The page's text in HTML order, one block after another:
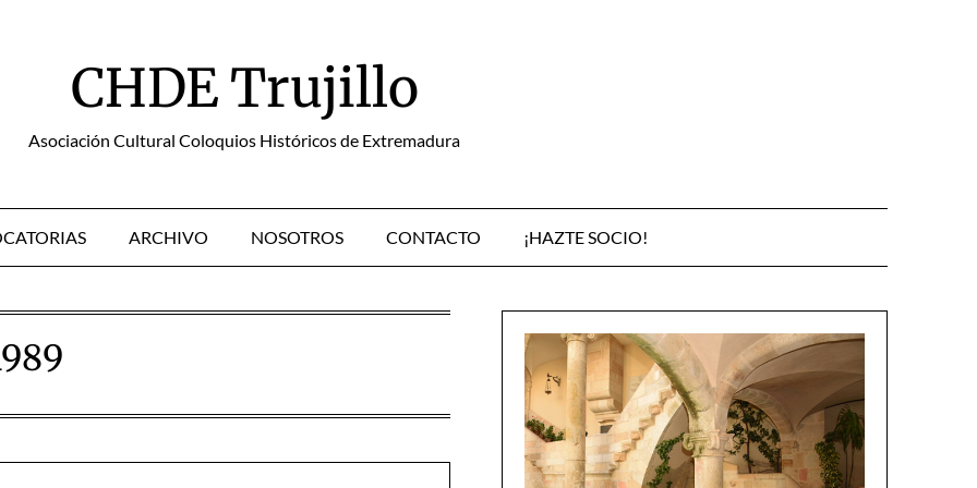
CHDE Trujillo
Asociación Cultural Coloquios Históricos de Extremadura
ARCHIVO NOSOTROS CONTACTO ¡HAZTE SOCIO!